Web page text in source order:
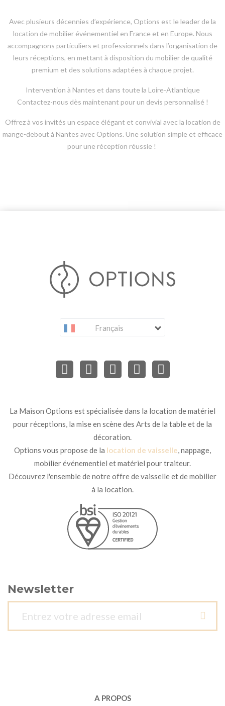
Avec plusieurs décennies d’expérience, Options est le leader de la
location de mobilier événementiel en France et en Europe. Nous
accompagnons particuliers et professionnels dans l’organisation de
leurs réceptions, en mettant à disposition du mobilier de qualité
premium et des solutions adaptées à chaque projet.
Intervention à Nantes et dans toute la Loire-Atlantique
Contactez-nous dès maintenant pour un devis personnalisé !
Offrez à vos invités un espace élégant et convivial avec la location de
mange-debout à Nantes avec Options. Une solution simple et efficace
pour une réception réussie !
Français
La Maison Options est spécialisée dans la location de matériel
pour réceptions, la mise en scène des Arts de la table et de la
décoration.
Options vous propose de la location de vaisselle, nappage,
mobilier événementiel et matériel pour traiteur.
Découvrez l'ensemble de notre offre de vaisselle et de mobilier
à la location.
Newsletter
A PROPOS